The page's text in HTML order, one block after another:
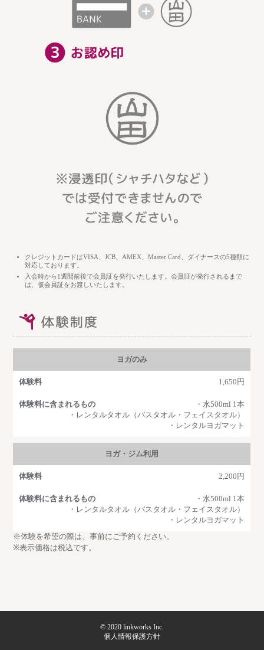
クレジットカードはVISA、JCB、AMEX、Master Card、ダイナースの5種類に
対応しております。
入会時から1週間前後で会員証を発行いたします。会員証が発行されるまで
は、仮会員証をお渡しいたします。
ヨガのみ
1,650円
・水500ml 1本
・レンタルタオル（バスタオル・フェイスタオル）
・レンタルヨガマット
ヨガ・ジム利用
2,200円
・水500ml 1本
・レンタルタオル（バスタオル・フェイスタオル）
・レンタルヨガマット
※体験を希望の際は、事前にご予約ください。
※表示価格は税込です。
© 2020 linkworks Inc.
個人情報保護方針